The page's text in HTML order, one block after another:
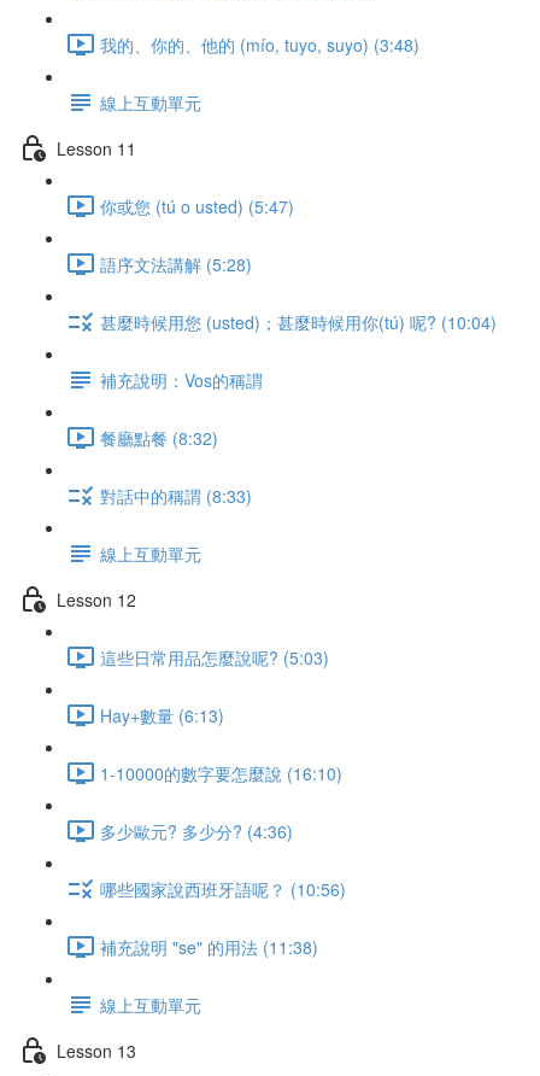
我的、你的、他的 (mío, tuyo, suyo) (3:48)
線上互動單元
Lesson 11
你或您 (tú o usted) (5:47)
語序文法講解 (5:28)
甚麼時候用您 (usted)；甚麼時候用你(tú) 呢? (10:04)
補充說明：Vos的稱謂
餐廳點餐 (8:32)
對話中的稱謂 (8:33)
線上互動單元
Lesson 12
這些日常用品怎麼說呢? (5:03)
Hay+數量 (6:13)
1-10000的數字要怎麼說 (16:10)
多少歐元? 多少分? (4:36)
哪些國家說西班牙語呢？ (10:56)
補充說明 "se" 的用法 (11:38)
線上互動單元
Lesson 13